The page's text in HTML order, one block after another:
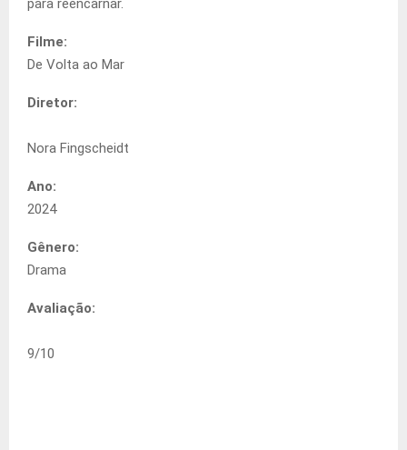
para reencarnar.
Filme:
De Volta ao Mar
Diretor:
Nora Fingscheidt
Ano:
2024
Gênero:
Drama
Avaliação:
9/10